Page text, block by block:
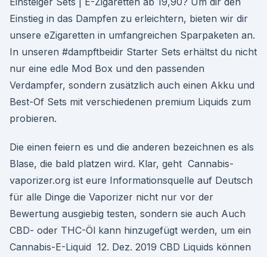
Einstieg in das Dampfen zu erleichtern, bieten wir dir
unsere eZigaretten in umfangreichen Sparpaketen an.
In unseren #dampftbeidir Starter Sets erhältst du nicht
nur eine edle Mod Box und den passenden
Verdampfer, sondern zusätzlich auch einen Akku und
Best-Of Sets mit verschiedenen premium Liquids zum
probieren.
Die einen feiern es und die anderen bezeichnen es als
Blase, die bald platzen wird. Klar, geht Cannabis-
vaporizer.org ist eure Informationsquelle auf Deutsch
für alle Dinge die Vaporizer nicht nur vor der
Bewertung ausgiebig testen, sondern sie auch Auch
CBD- oder THC-Öl kann hinzugefügt werden, um ein
Cannabis-E-Liquid 12. Dez. 2019 CBD Liquids können